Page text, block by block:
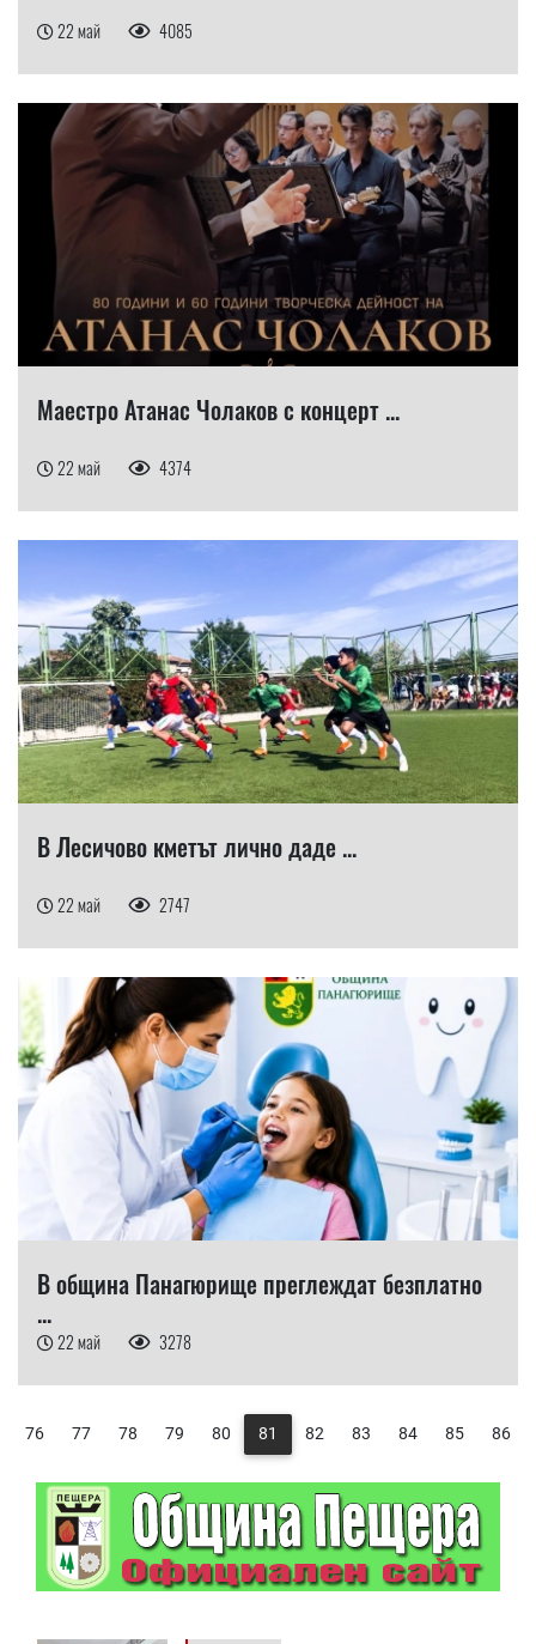
22 май 4085
Маестро Атанас Чолаков с концерт ...
22 май 4374
В Лесичово кметът лично даде ...
22 май 2747
В община Панагюрище преглеждат безплатно
...
22 май 3278
76 77 78 79 80 81 82 83 84 85 86